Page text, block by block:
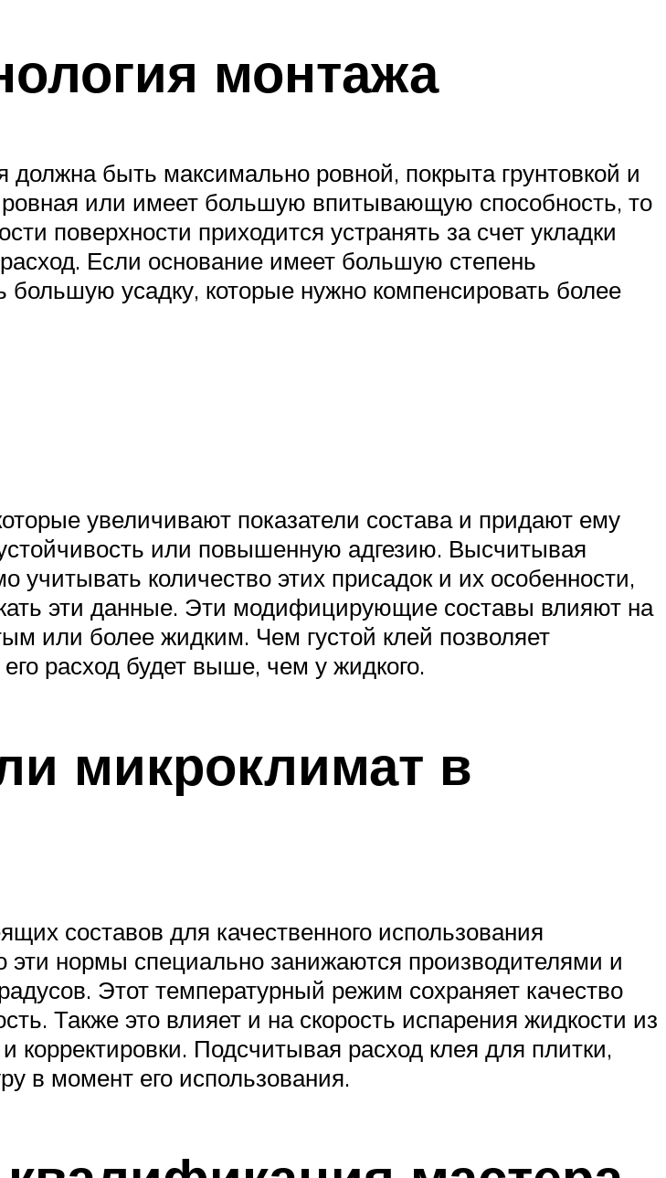
монтажа
должна быть максимально ровной, покрыта грунтовкой и
или имеет большую впитывающую способность, то
поверхности приходится устранять за счет укладки
Если основание имеет большую степень
усадку, которые нужно компенсировать более
увеличивают показатели состава и придают ему
или повышенную адгезию. Высчитывая
учитывать количество этих присадок и их особенности,
эти данные. Эти модифицирующие составы влияют на
или более жидким. Чем густой клей позволяет
расход будет выше, чем у жидкого.
микроклимат в
составов для качественного использования
эти нормы специально занижаются производителями и
Этот температурный режим сохраняет качество
Также это влияет и на скорость испарения жидкости из
Подсчитывая расход клея для плитки,
в момент его использования.